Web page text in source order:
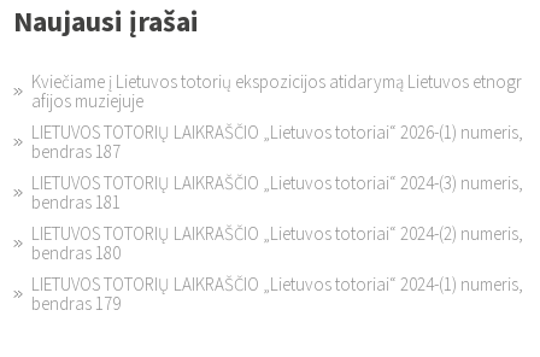
Naujausi įrašai
Kviečiame į Lietuvos totorių ekspozicijos atidarymą Lietuvos etnogr
afijos muziejuje
LIETUVOS TOTORIŲ LAIKRAŠČIO „Lietuvos totoriai“ 2026-(1) numeris,
bendras 187
LIETUVOS TOTORIŲ LAIKRAŠČIO „Lietuvos totoriai“ 2024-(3) numeris,
bendras 181
LIETUVOS TOTORIŲ LAIKRAŠČIO „Lietuvos totoriai“ 2024-(2) numeris,
bendras 180
LIETUVOS TOTORIŲ LAIKRAŠČIO „Lietuvos totoriai“ 2024-(1) numeris,
bendras 179